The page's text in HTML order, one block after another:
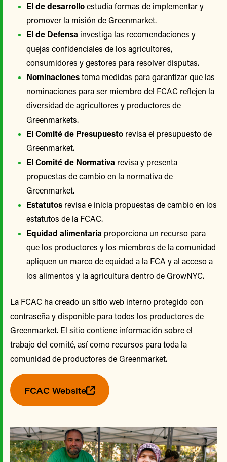
El de desarrolloestudia formas de implementar y
promover la misión de Greenmarket.
El de Defensa investiga las recomendaciones y
quejas confidenciales de los agricultores,
consumidores y gestores para resolver disputas.
Nominacionestoma medidas para garantizar que las
nominaciones para ser miembro del FCAC reflejen la
diversidad de agricultores y productores de
Greenmarkets.
El Comité de Presupuesto revisa el presupuesto de
Greenmarket.
El Comité de Normativa revisa y presenta
propuestas de cambio en la normativa de
Greenmarket.
Estatutos revisa e inicia propuestas de cambio en los
estatutos de la FCAC.
Equidad alimentaria proporciona un recurso para
que los productores y los miembros de la comunidad
apliquen un marco de equidad a la FCA y al acceso a
los alimentos y la agricultura dentro de GrowNYC.
La FCAC ha creado un sitio web interno protegido con
contraseña y disponible para todos los productores de
Greenmarket. El sitio contiene información sobre el
trabajo del comité, así como recursos para toda la
comunidad de productores de Greenmarket.
FCAC Website